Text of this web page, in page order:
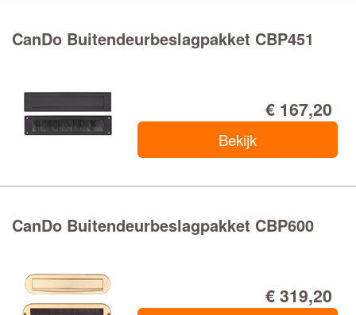
CanDo Buitendeurbeslagpakket CBP451
€ 167,20
Bekijk
CanDo Buitendeurbeslagpakket CBP600
€ 319,20